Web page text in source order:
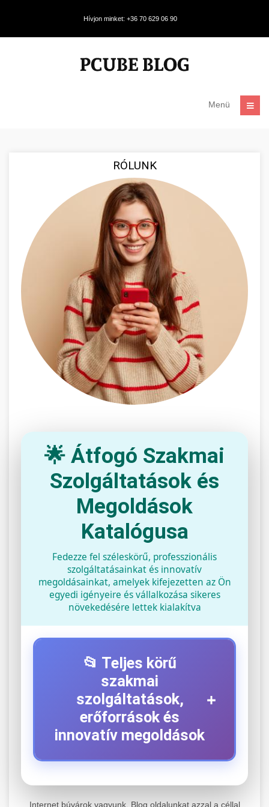
Hívjon minket: +36 70 629 06 90
Menü
RÓLUNK
🌟 Átfogó Szakmai
Szolgáltatások és
Megoldások
Katalógusa
Fedezze fel széleskörű, professzionális
szolgáltatásainkat és innovatív
megoldásainkat, amelyek kifejezetten az Ön
egyedi igényeire és vállalkozása sikeres
növekedésére lettek kialakítva
📂 Teljes körű
szakmai
szolgáltatások,
erőforrások és
innovatív megoldások
+
+
Internet búvárok vagyunk. Blog oldalunkat azzal a céllal